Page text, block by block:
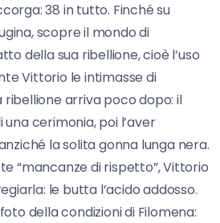
38 in tutto. Finché su
scopre il mondo di
della sua ribellione, cioè l’uso
Vittorio le intimasse di
arriva poco dopo: il
cerimonia, poi l’aver
la solita gonna lunga nera.
“mancanze di rispetto”, Vittorio
le butta l’acido addosso.
della condizioni di Filomena: